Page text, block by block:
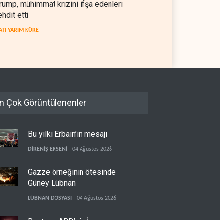
mühimmat krizini ifşa edenleri
etti
YARIM KÜRE
Çok Görüntülenenler
Bu yılki Erbain’in mesajı
DİRENİŞ EKSENİ 04 Ağustos 2026
Gazze örneğinin ötesinde
Güney Lübnan
LÜBNAN DOSYASI 04 Ağustos 2026